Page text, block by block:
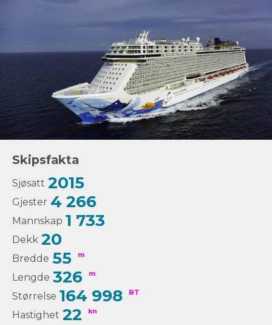
Skipsfakta
Sjøsatt 2015
Gjester 4 266
Mannskap 1 733
Dekk 20
Bredde 55 m
Lengde 326 m
Størrelse 164 998 BT
Hastighet 22 kn